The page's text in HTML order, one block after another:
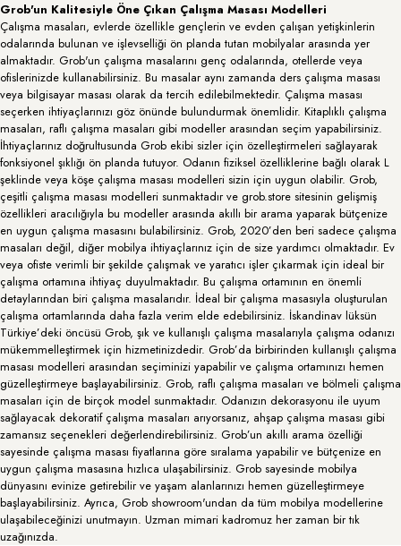
Grob'un Kalitesiyle Öne Çıkan Çalışma Masası Modelleri
Çalışma masaları, evlerde özellikle gençlerin ve evden çalışan yetişkinlerin
odalarında bulunan ve işlevselliği ön planda tutan mobilyalar arasında yer
almaktadır. Grob'un çalışma masalarını genç odalarında, otellerde veya
ofislerinizde kullanabilirsiniz. Bu masalar aynı zamanda ders çalışma masası
veya bilgisayar masası olarak da tercih edilebilmektedir. Çalışma masası
seçerken ihtiyaçlarınızı göz önünde bulundurmak önemlidir. Kitaplıklı çalışma
masaları, raflı çalışma masaları gibi modeller arasından seçim yapabilirsiniz.
İhtiyaçlarınız doğrultusunda Grob ekibi sizler için özelleştirmeleri sağlayarak
fonksiyonel şıklığı ön planda tutuyor. Odanın fiziksel özelliklerine bağlı olarak L
şeklinde veya köşe çalışma masası modelleri sizin için uygun olabilir. Grob,
çeşitli çalışma masası modelleri sunmaktadır ve grob.store sitesinin gelişmiş
özellikleri aracılığıyla bu modeller arasında akıllı bir arama yaparak bütçenize
en uygun çalışma masasını bulabilirsiniz. Grob, 2020’den beri sadece çalışma
masaları değil, diğer mobilya ihtiyaçlarınız için de size yardımcı olmaktadır. Ev
veya ofiste verimli bir şekilde çalışmak ve yaratıcı işler çıkarmak için ideal bir
çalışma ortamına ihtiyaç duyulmaktadır. Bu çalışma ortamının en önemli
detaylarından biri çalışma masalarıdır. İdeal bir çalışma masasıyla oluşturulan
çalışma ortamlarında daha fazla verim elde edebilirsiniz. İskandinav lüksün
Türkiye’deki öncüsü Grob, şık ve kullanışlı çalışma masalarıyla çalışma odanızı
mükemmelleştirmek için hizmetinizdedir. Grob’da birbirinden kullanışlı çalışma
masası modelleri arasından seçiminizi yapabilir ve çalışma ortamınızı hemen
güzelleştirmeye başlayabilirsiniz. Grob, raflı çalışma masaları ve bölmeli çalışma
masaları için de birçok model sunmaktadır. Odanızın dekorasyonu ile uyum
sağlayacak dekoratif çalışma masaları arıyorsanız, ahşap çalışma masası gibi
zamansız seçenekleri değerlendirebilirsiniz. Grob’un akıllı arama özelliği
sayesinde çalışma masası fiyatlarına göre sıralama yapabilir ve bütçenize en
uygun çalışma masasına hızlıca ulaşabilirsiniz. Grob sayesinde mobilya
dünyasını evinize getirebilir ve yaşam alanlarınızı hemen güzelleştirmeye
başlayabilirsiniz. Ayrıca, Grob showroom'undan da tüm mobilya modellerine
ulaşabileceğinizi unutmayın. Uzman mimari kadromuz her zaman bir tık
uzağınızda.